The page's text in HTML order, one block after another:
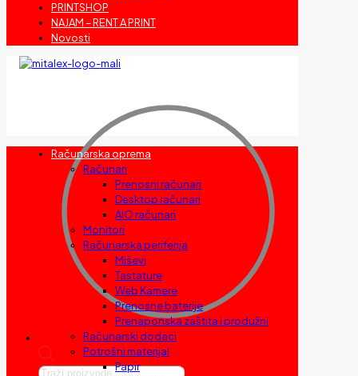
PRINTSHOP
NAJAM – RENT A PRINT
Novosti
Products
Računarska oprema
Računari
Prenosni računari
Desktop računari
AIO računari
Monitori
Računarska periferija
Miševi
Tastature
Web Kamere
Prenosne baterije
Prenaponska zaštita i produžni
Računarski dodaci
Potrošni materijal
Papir